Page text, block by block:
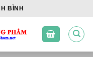
BÌNH